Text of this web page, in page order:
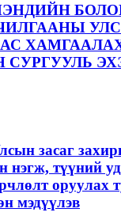
засаг
нэгж, түүний
оруулах
мэдүүлэв